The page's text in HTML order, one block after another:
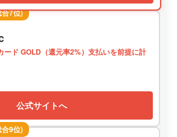
7位)
ード GOLD（還元率2%）支払いを前提に計
公式サイトへ
9位)